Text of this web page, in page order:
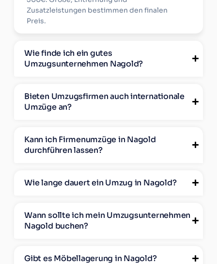
Zusatzleistungen bestimmen den finalen
Preis.
Wie finde ich ein gutes
Umzugsunternehmen Nagold?
Bieten Umzugsfirmen auch internationale
Umzüge an?
Kann ich Firmenumzüge in Nagold
durchführen lassen?
Wie lange dauert ein Umzug in Nagold?
Wann sollte ich mein Umzugsunternehmen
Nagold buchen?
Gibt es Möbellagerung in Nagold?